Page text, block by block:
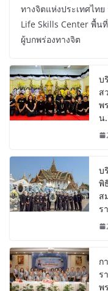
ทางจิตแห่งประเทศไท
Life Skills Center พื้น
ผู้บกพร่องทางจิต
บ
ส
พ
น.
บ
พิ
ส
ร
ก
ร
พ